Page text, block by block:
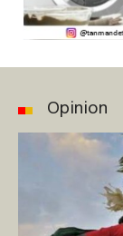
Opinion